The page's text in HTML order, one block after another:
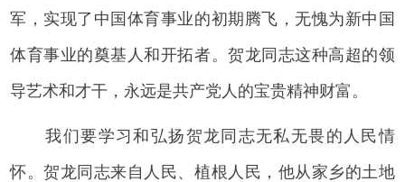
军，实现了中国体育事业的初期腾飞，无愧为新中国
体育事业的奠基人和开拓者。贺龙同志这种高超的领
导艺术和才干，永远是共产党人的宝贵精神财富。
我们要学习和弘扬贺龙同志无私无畏的人民情
怀。贺龙同志来自人民、植根人民，他从家乡的土地